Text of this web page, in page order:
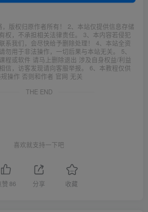
，版权归原作者所有！ 2、本站仅提供信息存储
权，不承担相关法律责任。 3、本内容若侵犯
系我们，会尽快给予删除处理！ 4、本站全资
勿用于非法操作，一切后果与本站无关。 5、
程或软件 请马上删除退出 涉及自身权益/利益
信，访客发现请向客服举报。 6、本教程仅供
操作 否则和作者 官网 无关
THE END
喜欢就支持一下吧
赞 86 分享 收藏